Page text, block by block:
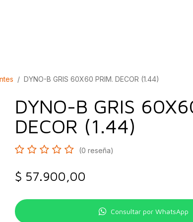
DYNO-B GRIS 60X60 PRIM. DECOR (1.44)
DYNO-B GRIS
DECOR (1.44)
(0 reseña)
$ 57.900,00
Consultar por WhatsApp